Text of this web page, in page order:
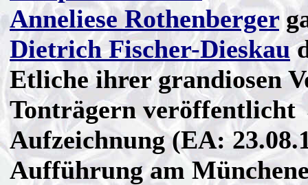
Anneliese Rothenberger
Dietrich Fischer-Dieskau
Etliche ihrer grandiosen
Tonträgern
Aufzeichnung (EA:
Aufführung am